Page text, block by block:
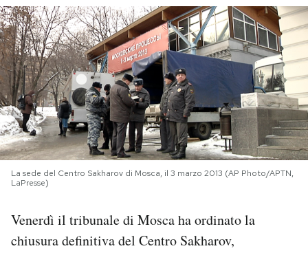
PODCAST
NEWSLETTER
I MIEI PREFERITI
SHOP
CALENDARIO
La sede del Centro Sakharov di Mosca, il 3 marzo 2013 (AP Photo/APTN,
LaPresse)
Venerdì il tribunale di Mosca ha ordinato la
chiusura definitiva del Centro Sakharov,